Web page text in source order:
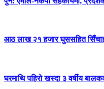
आठ लाख २१ हजार घुससहित
घरमाथि पहिरो खस्दा ३ वर्षीय